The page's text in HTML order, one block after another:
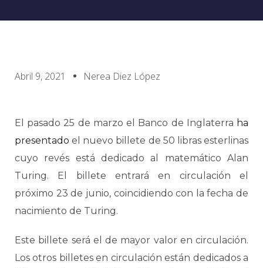
Abril 9, 2021 Nerea Diez López
El pasado 25 de marzo el Banco de Inglaterra ha
presentado el nuevo billete de 50 libras esterlinas
cuyo revés está dedicado al matemático Alan
Turing. El billete entrará en circulación el
próximo 23 de junio, coincidiendo con la fecha de
nacimiento de Turing.
Este billete será el de mayor valor en circulación.
Los otros billetes en circulación están dedicados a